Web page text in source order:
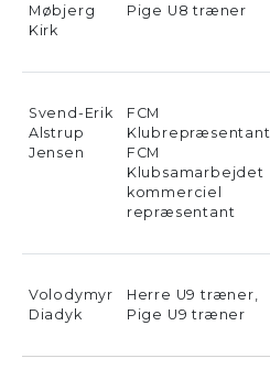
Møbjerg
Kirk
Pige U8 træner
Svend-Erik
Alstrup
Jensen
FCM
Klubrepræsentant,
FCM
Klubsamarbejdet
kommerciel
repræsentant
Volodymyr
Diadyk
Herre U9 træner,
Pige U9 træner